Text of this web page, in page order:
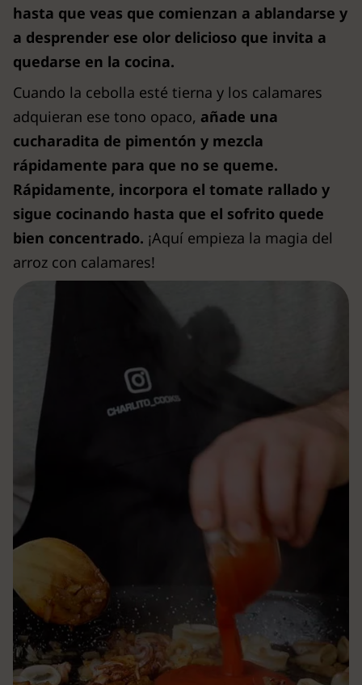
hasta que veas que comienzan a ablandarse y
a desprender ese olor delicioso que invita a
quedarse en la cocina.
Cuando la cebolla esté tierna y los calamares
adquieran ese tono opaco, añade una
cucharadita de pimentón y mezcla
rápidamente para que no se queme.
Rápidamente, incorpora el tomate rallado y
sigue cocinando hasta que el sofrito quede
bien concentrado. ¡Aquí empieza la magia del
arroz con calamares!